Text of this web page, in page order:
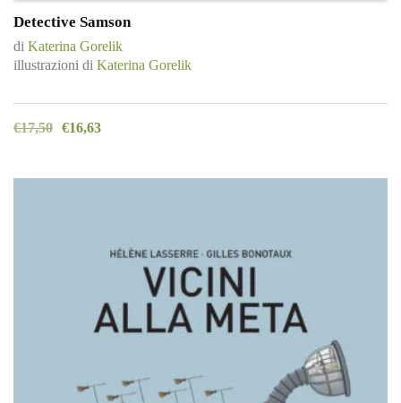
Detective Samson
di Katerina Gorelik
illustrazioni di Katerina Gorelik
€17,50 €16,63